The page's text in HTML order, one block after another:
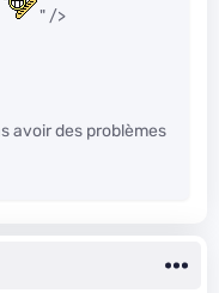
" />
avoir des problèmes